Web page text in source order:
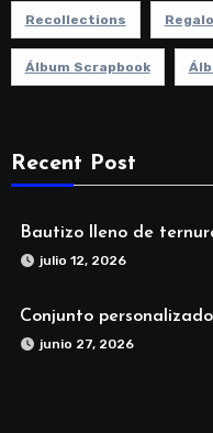
Recollections
Álbum Scrapbook
Recent Post
Bautizo lleno de
julio 12, 2026
Conjunto
junio 27, 2026